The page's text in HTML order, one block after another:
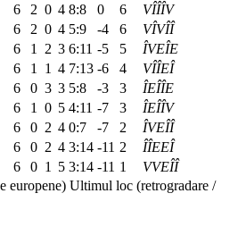
6 2 0 4 8:8 0 6 VÎÎÎV
6 2 0 4 5:9 -4 6 VÎVÎÎ
6 1 2 3 6:11 -5 5 ÎVEÎE
6 1 1 4 7:13 -6 4 VÎÎEÎ
6 0 3 3 5:8 -3 3 ÎEÎÎE
6 1 0 5 4:11 -7 3 ÎEÎÎV
6 0 2 4 0:7 -7 2 ÎVEÎÎ
6 0 2 4 3:14 -11 2 ÎÎEEÎ
6 0 1 5 3:14 -11 1 VVEÎÎ
europene) Ultimul loc (retrogradare /